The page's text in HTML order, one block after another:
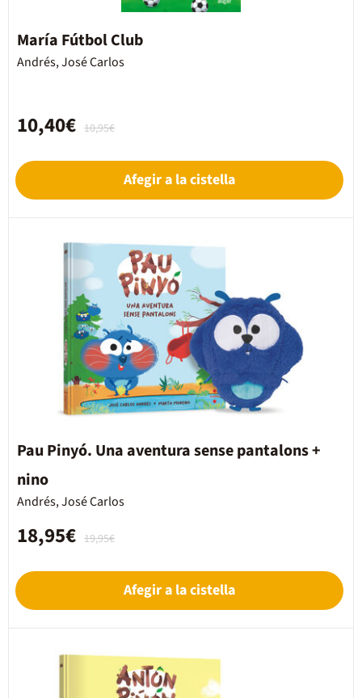
María Fútbol Club
Andrés, José Carlos
10,95€
10,40€
Afegir a la cistella
Pau Pinyó. Una aventura sense pantalons +
nino
Andrés, José Carlos
19,95€
18,95€
Afegir a la cistella